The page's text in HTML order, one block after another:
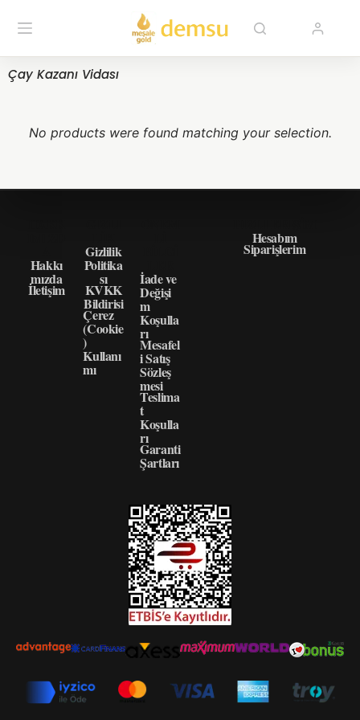
Çay Kazanı Vidası
No products were found matching your selection.
Hakkı
mızda
İletişim
Gizlilik
Politika
sı
KVKK
Bildirisi
Çerez
(Cookie
)
Kullanı
mı
İade ve
Değişi
m
Koşulla
rı
Mesafel
i Satış
Sözleş
mesi
Teslima
t
Koşulla
rı
Garanti
Şartları
Hesabım
Siparişlerim